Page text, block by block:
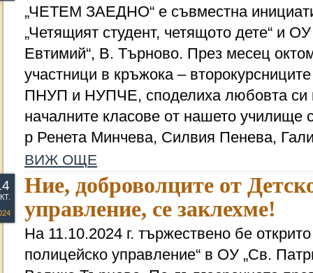
„ЧЕТЕМ ЗАЕДНО“ е съвместна
„Четящият студент, четящото дете“ и
Евтимий“, В. Търново. През месец
участници в кръжока –
ПНУП и НУПЧЕ, споделиха любовта си
началните класове от нашето училище
р Ренета Минчева, Силвия Пенева,
ВИЖ ОЩЕ
Ние, доброволците от
управление, се заклехме!
На 11.10.2024 г. тържествено бе
полицейско управление“ в ОУ „Св.